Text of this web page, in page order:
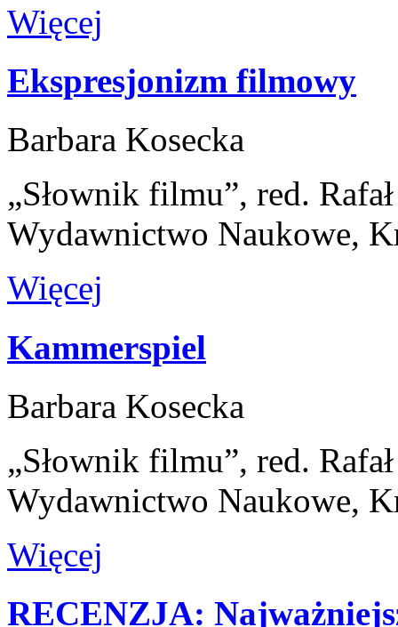
Więcej
Ekspresjonizm filmowy
Barbara Kosecka
„Słownik filmu”, red.
Wydawnictwo Naukowe,
Więcej
Kammerspiel
Barbara Kosecka
„Słownik filmu”, red.
Wydawnictwo Naukowe,
Więcej
RECENZJA: